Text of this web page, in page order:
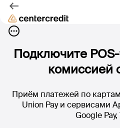
Подключите
комиссией
Приём платежей по
Union Pay и сервисами
Google